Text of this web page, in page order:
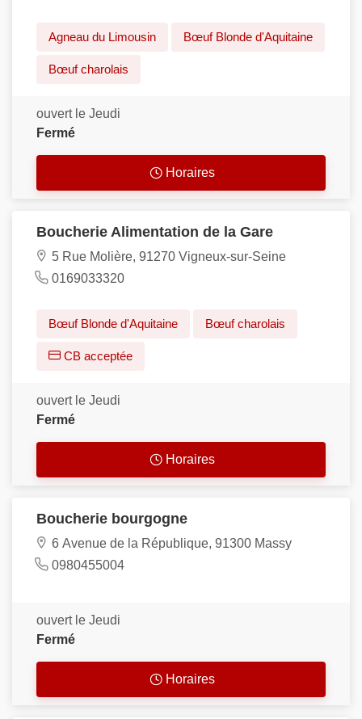
Agneau du Limousin Bœuf Blonde d'Aquitaine
Bœuf charolais
ouvert le Jeudi
Fermé
Horaires
Boucherie Alimentation de la Gare
5 Rue Molière, 91270 Vigneux-sur-Seine
0169033320
Bœuf Blonde d'Aquitaine Bœuf charolais
CB acceptée
ouvert le Jeudi
Fermé
Horaires
Boucherie bourgogne
6 Avenue de la République, 91300 Massy
0980455004
ouvert le Jeudi
Fermé
Horaires